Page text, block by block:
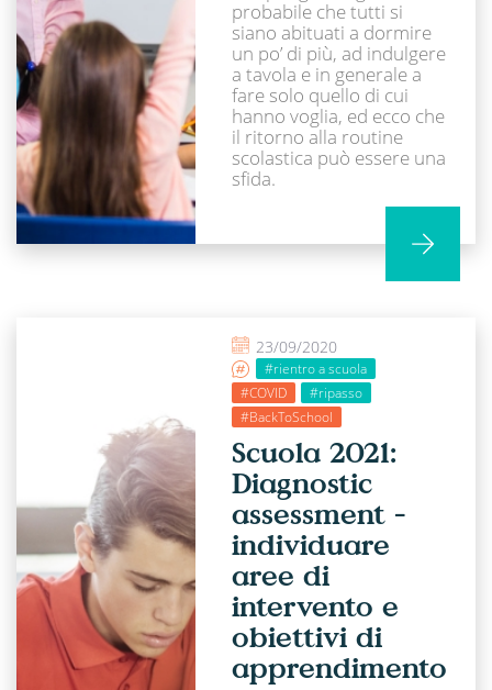
probabile che tutti si
siano abituati a dormire
un po’ di più, ad indulgere
a tavola e in generale a
fare solo quello di cui
hanno voglia, ed ecco che
il ritorno alla routine
scolastica può essere una
sfida.
23/09/2020
#rientro a scuola
#COVID
#ripasso
#BackToSchool
Scuola 2021:
Diagnostic
assessment -
individuare
aree di
intervento e
obiettivi di
apprendimento